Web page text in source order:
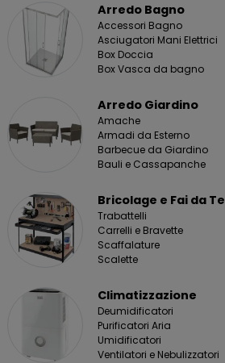
Arredo Bagno
Accessori Bagno
Asciugatori Mani Elettrici
Box Doccia
Box Vasca da bagno
Arredo Giardino
Amache
Armadi da Esterno
Barbecue da Giardino
Bauli e Cassapanche
Bricolage e Fai da Te
Trabattelli
Carrelli e Bravette
Scaffalature
Scalette
Climatizzazione
Deumidificatori
Purificatori Aria
Umidificatori
Ventilatori e Nebulizzatori